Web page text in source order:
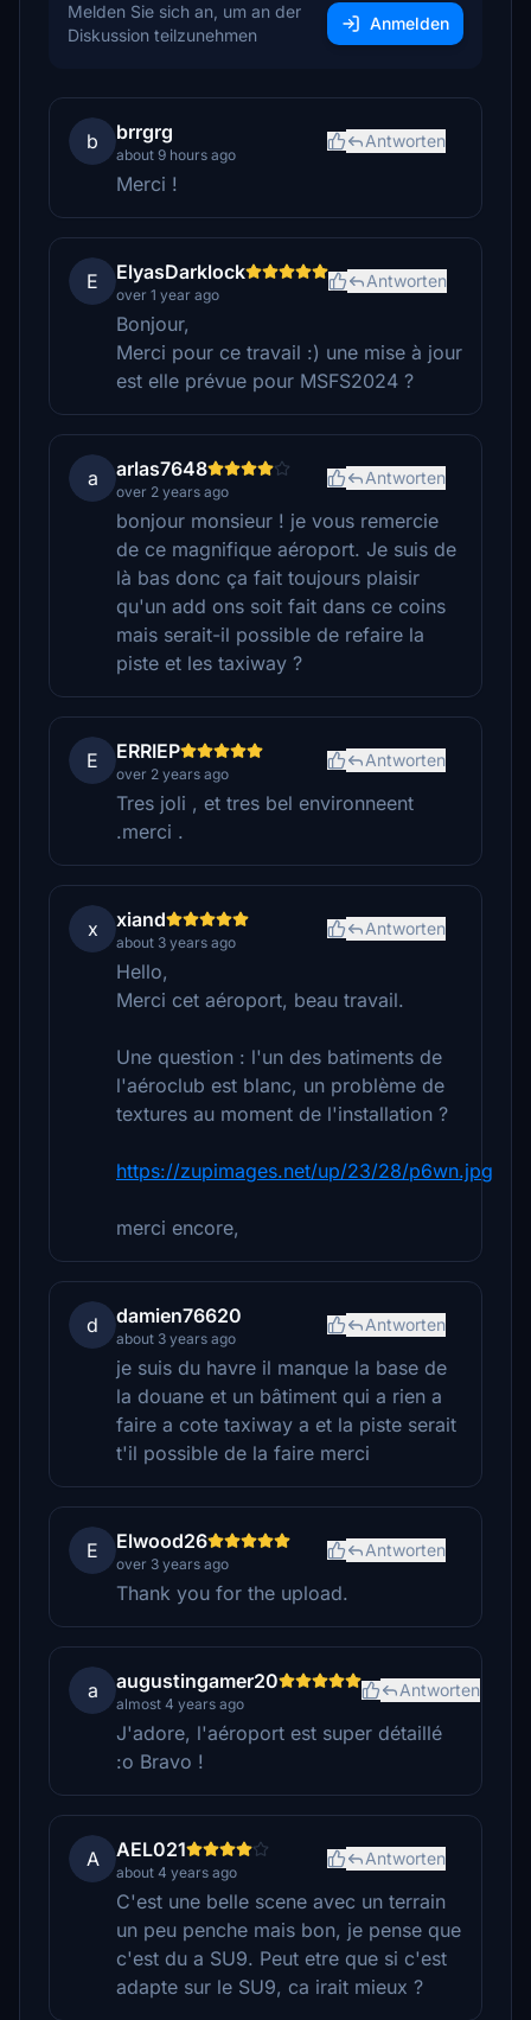
Melden Sie sich an, um an der
Diskussion teilzunehmen
Anmelden
b brrgrg
about 9 hours ago
Antworten
Merci !
E ElyasDarklock
over 1 year ago
Antworten
Bonjour,
Merci pour ce travail :) une mise à jour
est elle prévue pour MSFS2024 ?
a arlas7648
over 2 years ago
Antworten
bonjour monsieur ! je vous remercie
de ce magnifique aéroport. Je suis de
là bas donc ça fait toujours plaisir
qu'un add ons soit fait dans ce coins
mais serait-il possible de refaire la
piste et les taxiway ?
E ERRIEP
over 2 years ago
Antworten
Tres joli , et tres bel environneent
.merci .
x xiand
about 3 years ago
Antworten
Hello,
Merci cet aéroport, beau travail.
Une question : l'un des batiments de
l'aéroclub est blanc, un problème de
textures au moment de l'installation ?
https://zupimages.net/up/23/28/p6wn.jpg
merci encore,
d damien76620
about 3 years ago
Antworten
je suis du havre il manque la base de
la douane et un bâtiment qui a rien a
faire a cote taxiway a et la piste serait
t'il possible de la faire merci
E Elwood26
over 3 years ago
Antworten
Thank you for the upload.
a augustingamer20
almost 4 years ago
Antworten
J'adore, l'aéroport est super détaillé
:o Bravo !
A AEL021
about 4 years ago
Antworten
C'est une belle scene avec un terrain
un peu penche mais bon, je pense que
c'est du a SU9. Peut etre que si c'est
adapte sur le SU9, ca irait mieux ?